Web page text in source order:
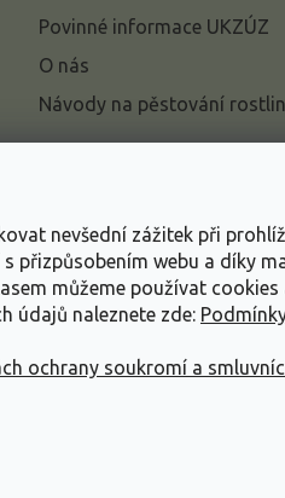
nevšední zážitek při
přizpůsobením webu a díky
můžeme používat
údajů naleznete zde:
ochrany soukromí a
Povinné informace UKZÚZ
O nás
Návody na pěstování rostlin